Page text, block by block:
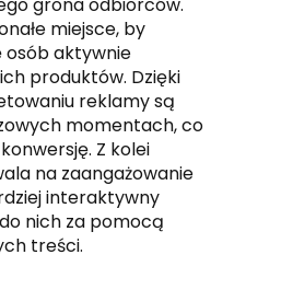
miejsce, by
aktywnie
produktów. Dzięki
reklamy są
momentach, co
Z kolei
na zaangażowanie
interaktywny
nich za pomocą
treści.